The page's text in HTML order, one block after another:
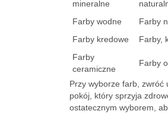
mineralne
Farby wodne
Farby
Farby kredowe
Farby,
Farby
ceramiczne
Farby
Przy wyborze farb, zwróć
pokój, który sprzyja
ostatecznym wyborem,